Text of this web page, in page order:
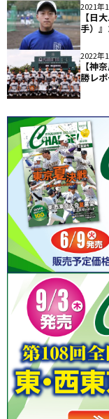
2021年
【日
手）
2022年
【神
勝レ